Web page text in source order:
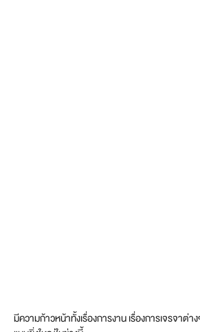
มีความก้าวหน้าทั้งเรื่องการงาน เรื่องการเจรจาต่า